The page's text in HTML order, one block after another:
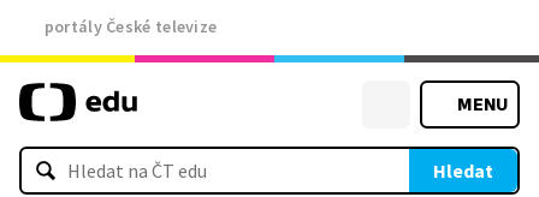
portály České televize
MENU
Hledat